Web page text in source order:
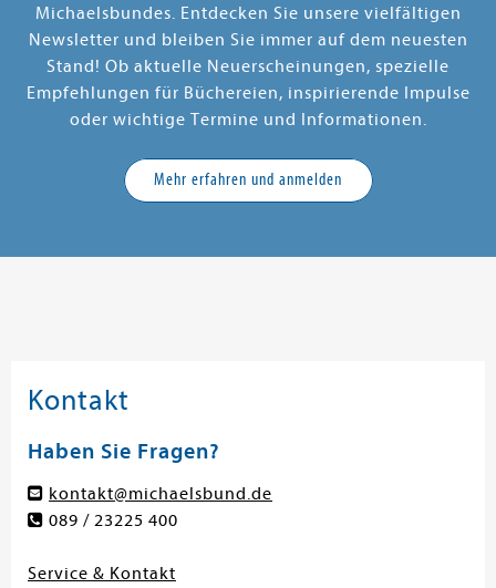
Michaelsbundes. Entdecken Sie unsere vielfältigen
Newsletter und bleiben Sie immer auf dem neuesten
Stand! Ob aktuelle Neuerscheinungen, spezielle
Empfehlungen für Büchereien, inspirierende Impulse
oder wichtige Termine und Informationen.
Mehr erfahren und anmelden
Kontakt
Haben Sie Fragen?
kontakt@michaelsbund.de
089 / 23225 400
Service & Kontakt